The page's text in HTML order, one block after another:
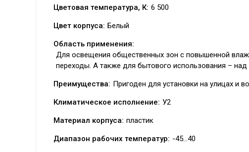
Цветовая температура, К: 6 500
Цвет корпуса: Белый
Область применения:
Для освещения общественных зон с повышенной
переходы. А также для бытового использования –
Преимущества: Пригоден для установки на улицах и
Климатическое исполнение: У2
Материал корпуса: пластик
Диапазон рабочих температур: -45…40